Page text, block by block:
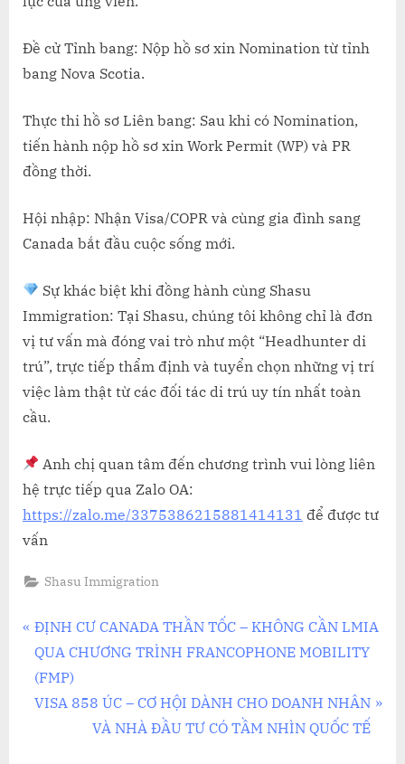
Đề cử Tỉnh bang: Nộp hồ sơ xin Nomination từ tỉnh
bang Nova Scotia.
Thực thi hồ sơ Liên bang: Sau khi có Nomination,
tiến hành nộp hồ sơ xin Work Permit (WP) và PR
đồng thời.
Hội nhập: Nhận Visa/COPR và cùng gia đình sang
Canada bắt đầu cuộc sống mới.
Sự khác biệt khi đồng hành cùng Shasu
Immigration: Tại Shasu, chúng tôi không chỉ là đơn
vị tư vấn mà đóng vai trò như một “Headhunter di
trú”, trực tiếp thẩm định và tuyển chọn những vị trí
việc làm thật từ các đối tác di trú uy tín nhất toàn
cầu.
Anh chị quan tâm đến chương trình vui lòng liên
hệ trực tiếp qua Zalo OA:
https://zalo.me/3375386215881414131 để được tư
vấn
Shasu Immigration
Điều
hướng
bài
P
r
e
v
ĐỊNH CƯ CANADA THẦN TỐC – KHÔNG CẦN LMIA
QUA CHƯƠNG TRÌNH FRANCOPHONE MOBILITY
(FMP)
N
VISA 858 ÚC – CƠ HỘI DÀNH CHO DOANH NHÂN
VÀ NHÀ ĐẦU TƯ CÓ TẦM NHÌN QUỐC TẾ